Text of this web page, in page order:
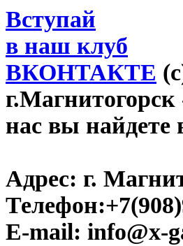
Вступай
в наш клуб
ВКОНТАКТЕ
г.Магнитогорск
нас вы найдете
Адрес: г.
Телефон:
E-mail: info@x-